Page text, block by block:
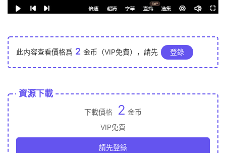
此内容查看價格爲 2 金币（VIP免費），請先 登錄
資源下載
下載價格 2 金币
VIP免費
請先登錄